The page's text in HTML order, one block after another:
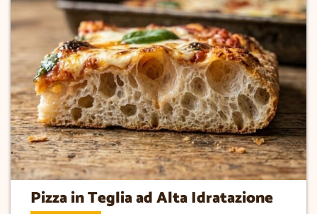
Pizza in Teglia ad Alta Idratazione